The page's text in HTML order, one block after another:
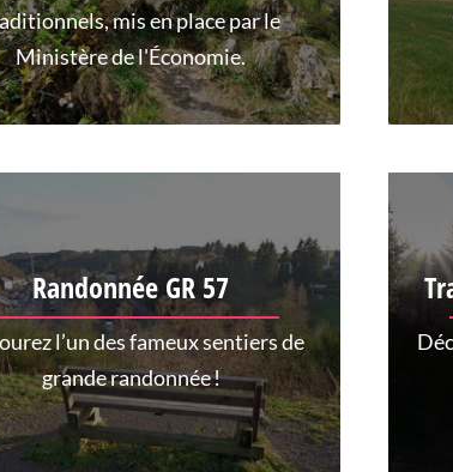
mis en place par le
Ministère de l'Économie.
Randonnée GR 57
l’un des fameux sentiers de
grande randonnée !